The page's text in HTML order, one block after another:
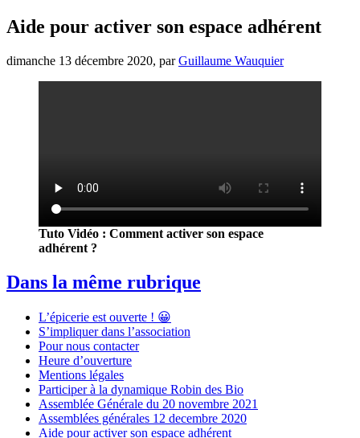
Aide pour activer son espace adhérent
dimanche 13 décembre 2020, parGuillaume Wauquier
Tuto Vidéo : Comment activer son espace
adhérent ?
Dans la même rubrique
L’épicerie est ouverte ! 😀
S’impliquer dans l’association
Pour nous contacter
Heure d’ouverture
Mentions légales
Participer à la dynamique Robin des Bio
Assemblée Générale du 20 novembre 2021
Assemblées générales 12 decembre 2020
Aide pour activer son espace adhérent